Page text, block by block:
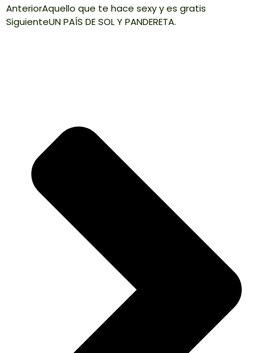
AnteriorAquello que te hace sexy y es gratis
SiguienteUN PAÍS DE SOL Y PANDERETA.